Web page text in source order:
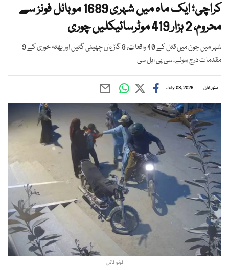
کراچی؛ ایک ماہ میں شہری 1689 موبائل فونز سے
محروم، 2 ہزار 419 موٹرسائیکلیں چوری
شہر میں جون میں قتل کے 40 واقعات، 8 گاڑیاں چھینی گئیں اور بھتہ خوری کے 9
مقدمات درج ہوئے، سی پی ایل سی
منور خان July 08, 2026
فوٹو: فائل